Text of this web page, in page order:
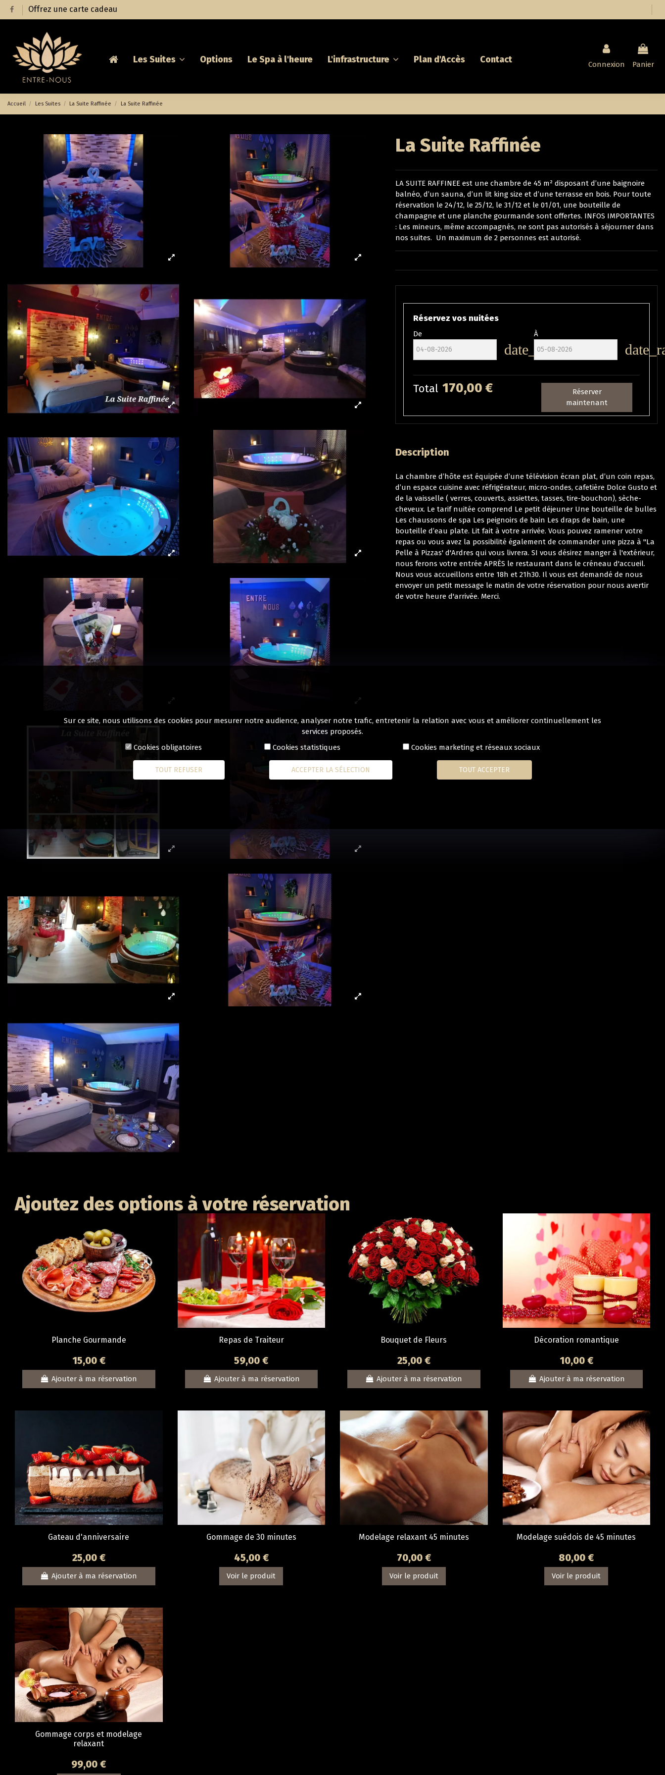
Offrez une carte cadeau
Les Suites Options Le Spa à l'heure L'infrastructure Plan d'Accès Contact Connexion Panier
Accueil Les Suites La Suite Raffinée La Suite Raffinée
La Suite Raffinée
LA SUITE RAFFINEE est une chambre de 45 m² disposant d’une baignoire
balnéo, d’un sauna, d’un lit king size et d’une terrasse en bois. Pour toute
réservation le 24/12, le 25/12, le 31/12 et le 01/01, une bouteille de
champagne et une planche gourmande sont offertes. INFOS IMPORTANTES
: Les mineurs, même accompagnés, ne sont pas autorisés à séjourner dans
nos suites. Un maximum de 2 personnes est autorisé.
Réservez vos nuitées
De
date_range
À
Total 170,00 €
Réserver
maintenant
Description
La chambre d’hôte est équipée d’une télévision écran plat, d’un coin repas,
d’un espace cuisine avec réfrigérateur, micro-ondes, cafetière Dolce Gusto et
de la vaisselle ( verres, couverts, assiettes, tasses, tire-bouchon), sèche-
cheveux. Le tarif nuitée comprend Le petit déjeuner Une bouteille de bulles
Les chaussons de spa Les peignoirs de bain Les draps de bain, une
bouteille d’eau plate. Lit fait à votre arrivée. Vous pouvez ramener votre
repas ou vous avez la possibilité également de commander une pizza à "La
Pelle à Pizzas' d'Ardres qui vous livrera. SI vous désirez manger à l'extérieur,
nous ferons votre entrée APRÈS le restaurant dans le créneau d'accueil.
Nous vous accueillons entre 18h et 21h30. Il vous est demandé de nous
envoyer un petit message le matin de votre réservation pour nous avertir
de votre heure d'arrivée. Merci.
Ajoutez des options à votre réservation
Planche Gourmande
15,00 €
Ajouter à ma réservation
Repas de Traiteur
59,00 €
Ajouter à ma réservation
Bouquet de Fleurs
25,00 €
Ajouter à ma réservation
Décoration romantique
10,00 €
Ajouter à ma réservation
Gateau d'anniversaire
25,00 €
Ajouter à ma réservation
Gommage de 30 minutes
45,00 €
Voir le produit
Modelage relaxant 45 minutes
70,00 €
Voir le produit
Modelage suédois de 45 minutes
80,00 €
Voir le produit
Gommage corps et modelage
relaxant
99,00 €
Sur ce site, nous utilisons des cookies pour mesurer notre audience, analyser notre trafic, entretenir la relation avec vous et améliorer continuellement les
services proposés.
Cookies obligatoires
Cookies statistiques Cookies marketing et réseaux sociaux
TOUT REFUSER ACCEPTER LA SÉLECTION TOUT ACCEPTER